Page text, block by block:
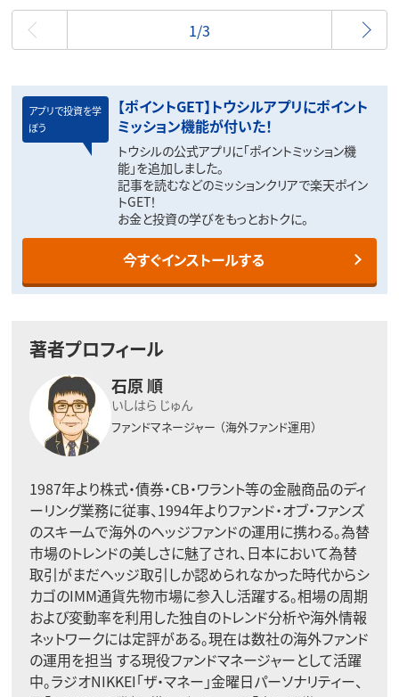
最初
1/3
アプリで投資を学
ぼう
【ポイントGET】トウシルアプリにポイント
ミッション機能が付いた！
トウシルの公式アプリに「ポイントミッション機
能」を追加しました。
記事を読むなどのミッションクリアで楽天ポイン
トGET！
お金と投資の学びをもっとおトクに。
今すぐインストールする
著者プロフィール
石原 順
いしはら じゅん
ファンドマネージャー （海外ファンド運用）
1987年より株式・債券・CB・ワラント等の金融商品のディ
ーリング業務に従事、1994年よりファンド・オブ・ファンズ
のスキームで海外のヘッジファンドの運用に携わる。為替
市場のトレンドの美しさに魅了され、日本において為替
取引がまだヘッジ取引しか認められなかった時代からシ
カゴのIMM通貨先物市場に参入し活躍する。相場の周期
および変動率を利用した独自のトレンド分析や海外情報
ネットワークには定評がある。現在は数社の海外ファンド
の運用を担当 する現役ファンドマネージャーとして活躍
中。ラジオNIKKEI「ザ・マネー」金曜日パーソナリティー、